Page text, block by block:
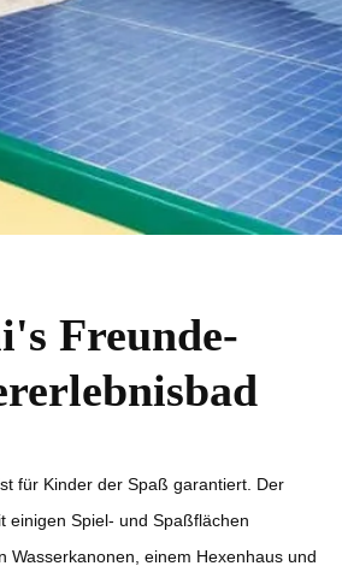
Freunde-
für Kinder der Spaß garantiert. Der
einigen Spiel- und Spaßflächen
Wasserkanonen, einem Hexenhaus und